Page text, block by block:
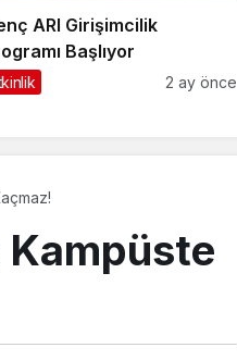
ARI Girişimcilik
Başlıyor
2 ay önce
Kampüste